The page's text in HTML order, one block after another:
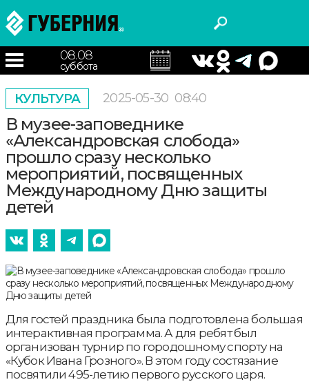
08.08
суббота
КУЛЬТУРА 2025-05-30 08:40
В музее-заповеднике
«Александровская слобода»
прошло сразу несколько
мероприятий, посвященных
Международному Дню защиты
детей
Для гостей праздника была подготовлена большая
интерактивная программа. А для ребят был
организован турнир по городошному спорту на
«Кубок Ивана Грозного». В этом году состязание
посвятили 495-летию первого русского царя.